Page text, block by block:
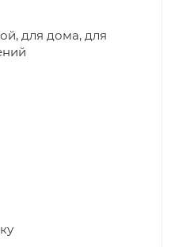
для дома, для